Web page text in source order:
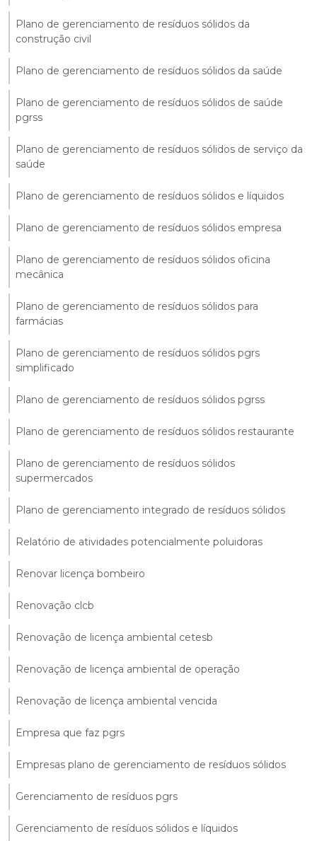
Plano de gerenciamento de resíduos sólidos da
construção civil
Plano de gerenciamento de resíduos sólidos da saúde
Plano de gerenciamento de resíduos sólidos de saúde
pgrss
Plano de gerenciamento de resíduos sólidos de serviço da
saúde
Plano de gerenciamento de resíduos sólidos e líquidos
Plano de gerenciamento de resíduos sólidos empresa
Plano de gerenciamento de resíduos sólidos oficina
mecânica
Plano de gerenciamento de resíduos sólidos para
farmácias
Plano de gerenciamento de resíduos sólidos pgrs
simplificado
Plano de gerenciamento de resíduos sólidos pgrss
Plano de gerenciamento de resíduos sólidos restaurante
Plano de gerenciamento de resíduos sólidos
supermercados
Plano de gerenciamento integrado de resíduos sólidos
Relatório de atividades potencialmente poluidoras
Renovar licença bombeiro
Renovação clcb
Renovação de licença ambiental cetesb
Renovação de licença ambiental de operação
Renovação de licença ambiental vencida
Empresa que faz pgrs
Empresas plano de gerenciamento de resíduos sólidos
Gerenciamento de resíduos pgrs
Gerenciamento de resíduos sólidos e líquidos